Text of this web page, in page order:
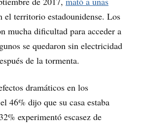
el territorio estadounidense. Los
mucha dificultad para acceder a
se quedaron sin electricidad
de la tormenta.
dramáticos en los
46% dijo que su casa estaba
experimentó escasez de